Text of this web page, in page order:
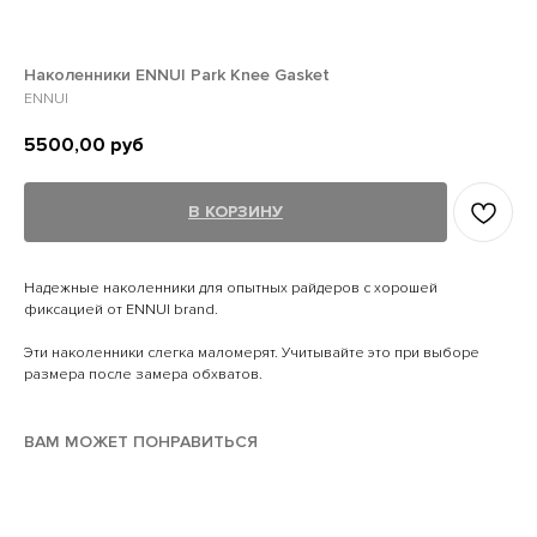
Наколенники ENNUI Park Knee Gasket
ENNUI
5500,00 руб
В КОРЗИНУ
Надежные наколенники для опытных райдеров с хорошей
фиксацией от ENNUI brand.
Эти наколенники слегка маломерят. Учитывайте это при выборе
размера после замера обхватов.
ВАМ МОЖЕТ ПОНРАВИТЬСЯ